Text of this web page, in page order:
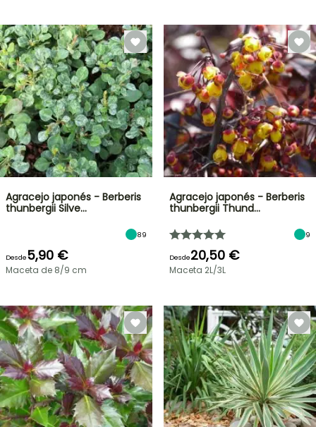
Agracejo japonés - Berberis
thunbergii Silve…
89
Desde5,90 €
Maceta de 8/9 cm
Agracejo japonés - Berberis
thunbergii Thund…
9
Desde20,50 €
Maceta 2L/3L